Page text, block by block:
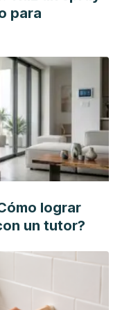
digital
. Peachpit
digital.
para
lograr
un tutor?